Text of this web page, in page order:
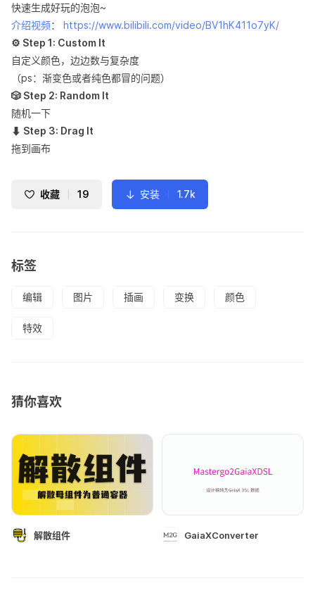
快速生成好玩的泡泡~
介绍视频： https://www.bilibili.com/video/BV1hK411o7yK/
⚙️ Step 1: Custom It
自定义颜色，边边数与复杂度
（ps：渐变色或者纯色都冒的问题）
🎲 Step 2: Random It
随机一下
⬇️ Step 3: Drag It
拖到画布
收藏 19 安装 1.7k
标签
编辑 图片 插画 变换 颜色
特效
猜你喜欢
解散组件 GaiaXConverter